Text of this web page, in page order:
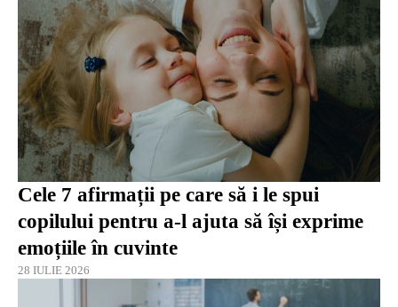
Cele 7 afirmații pe care să i le spui
copilului pentru a-l ajuta să își exprime
emoțiile în cuvinte
28 IULIE 2026